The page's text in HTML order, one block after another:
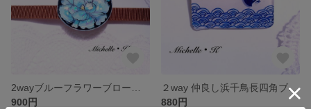
900円
２way 仲良し浜千鳥長四角ブローチ
880円